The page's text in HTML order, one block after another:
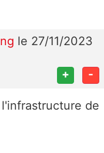
le 27/11/2023
+ -
de